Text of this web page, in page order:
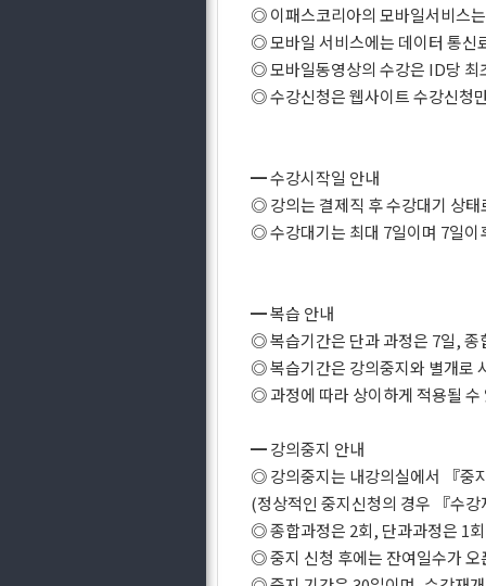
◎ 이패스코리아의 모바일서비스
◎ 모바일 서비스에는 데이터 통신
◎ 모바일동영상의 수강은 ID당 최
◎ 수강신청은 웹사이트 수강신청
━ 수강시작일 안내
◎ 강의는 결제직 후 수강대기 상
◎ 수강대기는 최대 7일이며 7일이
━ 복습 안내
◎ 복습기간은 단과 과정은 7일, 종
◎ 복습기간은 강의중지와 별개로
◎ 과정에 따라 상이하게 적용될 수
━ 강의중지 안내
◎ 강의중지는 내강의실에서 『중
(정상적인 중지신청의 경우 『수
◎ 종합과정은 2회, 단과과정은 1
◎ 중지 신청 후에는 잔여일수가